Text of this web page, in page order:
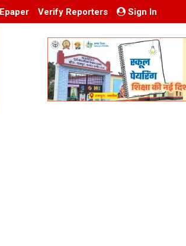
Epaper Verify Reporters Sign In